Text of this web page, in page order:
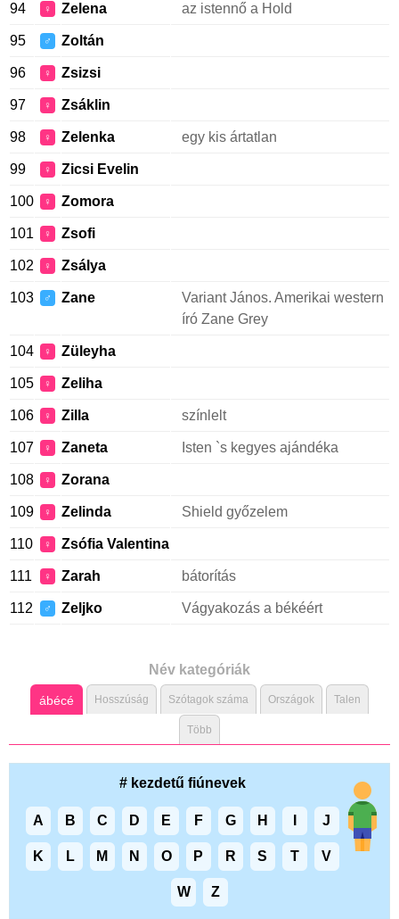
94 ♀ Zelena az istennő a Hold
95 ♂ Zoltán
96 ♀ Zsizsi
97 ♀ Zsáklin
98 ♀ Zelenka egy kis ártatlan
99 ♀ Zicsi Evelin
100 ♀ Zomora
101 ♀ Zsofi
102 ♀ Zsálya
103 ♂ Zane
Variant János. Amerikai western
író Zane Grey
104 ♀ Züleyha
105 ♀ Zeliha
106 ♀ Zilla színlelt
107 ♀ Zaneta Isten `s kegyes ajándéka
108 ♀ Zorana
109 ♀ Zelinda Shield győzelem
110 ♀ Zsófia Valentina
111 ♀ Zarah bátorítás
112 ♂ Zeljko Vágyakozás a békéért
Név kategóriák
ábécé Hosszúság Szótagok száma Országok Talen
Több
# kezdetű fiúnevek
A B C D E F G H J
K L M N O P R S T V
W Z